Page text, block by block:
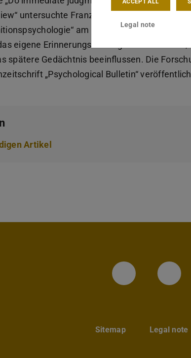
untersuchte Franziska Ingendahl,
am Institut für Psychologie
eigene Erinnerungsvermögen beim Lernen,
spätere Gedächtnis beeinflussen. Die
„Psychological Bulletin“
Artikel
LinkedIn-
Sitemap Legal note
ACCEPT ALL
Legal note